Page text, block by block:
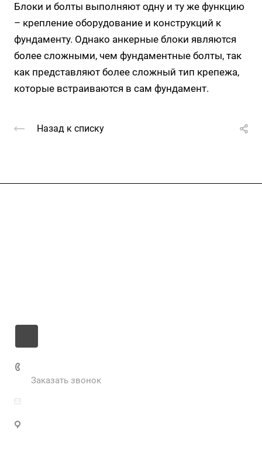
Блоки и болты выполняют одну и ту же функцию
– крепление оборудование и конструкций к
фундаменту. Однако анкерные блоки являются
более сложными, чем фундаментные болты, так
как представляют более сложный тип крепежа,
которые встраиваются в сам фундамент.
Назад к списку
Заказать звонок